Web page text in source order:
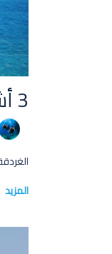
3 أشياء يجب أن تعرفها قبل السفر إلى الغردقة
المزيد